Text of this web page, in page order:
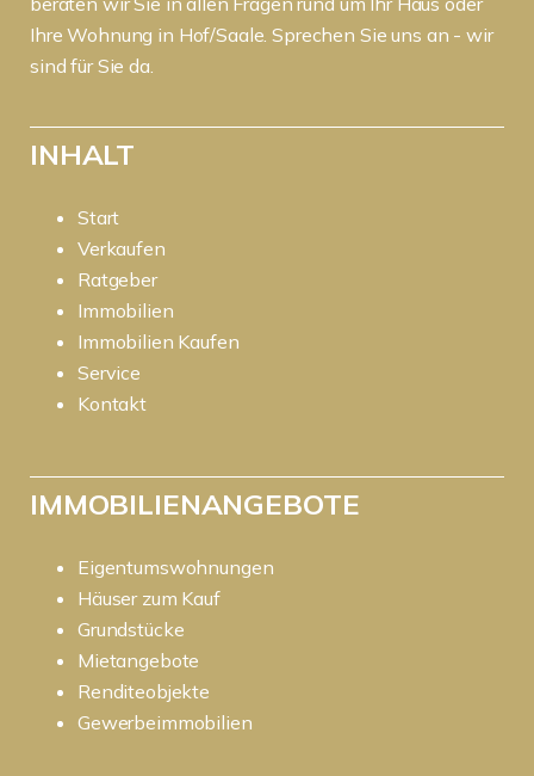
Ihre Wohnung in Hof/Saale. Sprechen Sie uns an - wir
sind für Sie da.
INHALT
Start
Verkaufen
Ratgeber
Immobilien
Immobilien Kaufen
Service
Kontakt
IMMOBILIENANGEBOTE
Eigentumswohnungen
Häuser zum Kauf
Grundstücke
Mietangebote
Renditeobjekte
Gewerbeimmobilien